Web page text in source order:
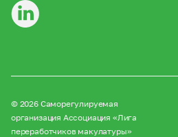
© 2026 Саморегулируемая
организация Ассоциация «Лига
переработчиков макулатуры»